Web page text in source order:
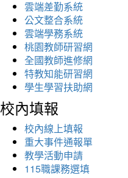
雲端差勤系統
公文整合系統
雲端學務系統
桃園教師研習網
全國教師進修網
特教知能研習網
學生學習扶助網
校內填報
校內線上填報
重大事件通報單
教學活動申請
115職課務選填